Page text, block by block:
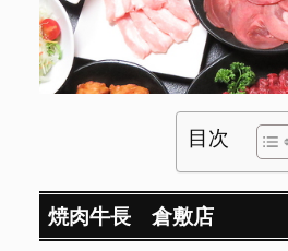
目次
焼肉牛長 倉敷店